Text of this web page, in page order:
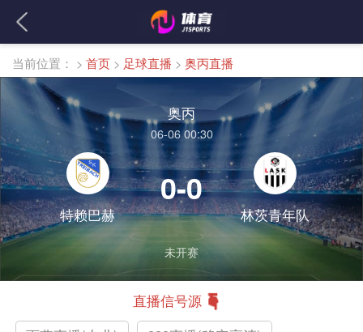
当前位置： > 首页 > 足球直播 > 奥丙直播
奥丙
06-06 00:30
特赖巴赫
0-0
林茨青年队
未开赛
直播信号源